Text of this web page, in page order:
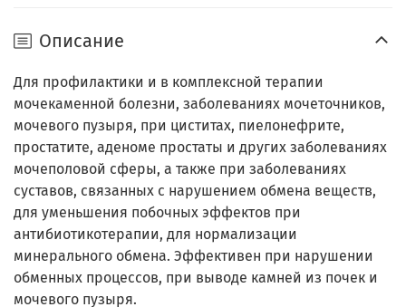
Описание
Для профилактики и в комплексной терапии
мочекаменной болезни, заболеваниях мочеточников,
мочевого пузыря, при циститах, пиелонефрите,
простатите, аденоме простаты и других заболеваниях
мочеполовой сферы, а также при заболеваниях
суставов, связанных с нарушением обмена веществ,
для уменьшения побочных эффектов при
антибиотикотерапии, для нормализации
минерального обмена. Эффективен при нарушении
обменных процессов, при выводе камней из почек и
мочевого пузыря.